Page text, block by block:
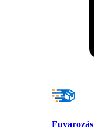
Fuvarozás